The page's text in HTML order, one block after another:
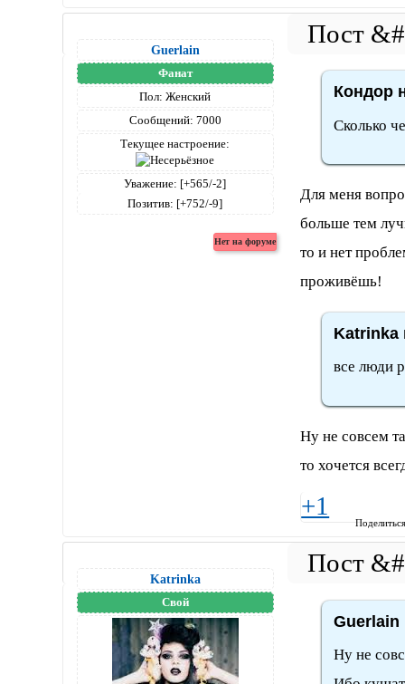
Guerlain
Фанат
Пол: Женский
Сообщений: 7000
Текущее настроение:
Уважение: [+565/-2]
Позитив: [+752/-9]
Кондор
Сколько
Для меня
больше тем
то и нет
проживёшь!
Katrinka
все люди
Ну не совсем
то хочется
+1
Katrinka
Свой
Guerlain
Ну не